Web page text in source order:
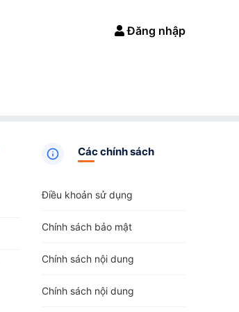
Đăng nhập
Các chính sách
Điều khoản sử dụng
Chính sách bảo mật
Chính sách nội dung
Chính sách nội dung